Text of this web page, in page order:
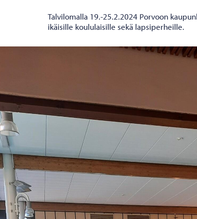
Talvilomalla 19.-25.2.2024 Porvoon
ikäisille koululaisille sekä lapsiperheille.